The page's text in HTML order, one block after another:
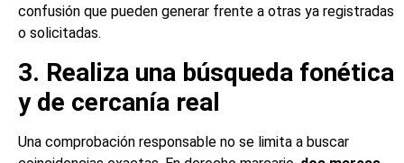
confusión que pueden generar frente a otras ya registradas
o solicitadas.
3. Realiza una búsqueda fonética
y de cercanía real
Una comprobación responsable no se limita a buscar